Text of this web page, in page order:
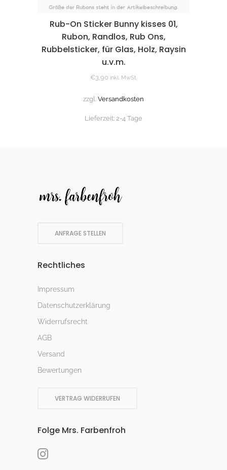
Rub-On Sticker Bunny kisses 01,
Rubon, Randlos, Rub Ons,
Rubbelsticker, für Glas, Holz, Raysin
u.v.m.
€3,90 inkl. MwSt.
zzgl. Versandkosten
Lieferzeit: 2-4 Tage
ANFRAGE STELLEN
Rechtliches
Impressum
Datenschutzerklärung
Widerrufsrecht
AGB
Versand
Bewertungen
VERTRAG WIDERRUFEN
Folge Mrs. Farbenfroh